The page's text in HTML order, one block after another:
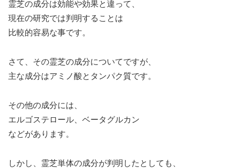
霊芝の成分は効能や効果と違って、
現在の研究では判明することは
比較的容易な事です。
さて、その霊芝の成分についてですが、
主な成分はアミノ酸とタンパク質です。
その他の成分には、
エルゴステロール、ベータグルカン
などがあります。
しかし、霊芝単体の成分が判明したとしても、